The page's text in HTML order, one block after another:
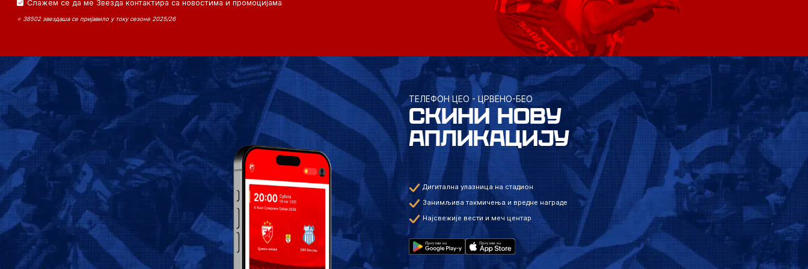
Слажем се да ме Звезда контактира са новостима и промоцијама
⭐ 38502 звездаша се пријавило у току сезоне 2025/26
ТЕЛЕФОН ЦЕО - ЦРВЕНО-БЕО
СКИНИ НОВУ
АПЛИКАЦИЈУ
Дигитална улазница на стадион
Занимљива такмичења и вредне награде
Најсвежије вести и меч центар